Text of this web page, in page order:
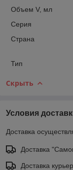
Объем V, мл
Серия
Страна
Тип
Скрыть
Условия
Доставка
Доставка
Доставка